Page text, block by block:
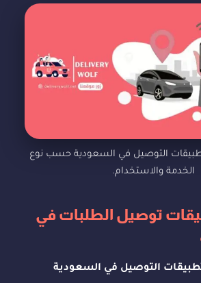
التوصيل في السعودية حسب نوع
الخدمة والاستخدام.
توصيل الطلبات في
التوصيل في السعودية